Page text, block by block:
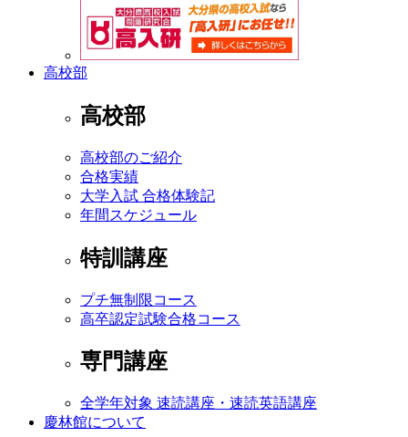
高校部
高校部
高校部のご紹介
合格実績
大学入試 合格体験記
年間スケジュール
特訓講座
プチ無制限コース
高卒認定試験合格コース
専門講座
全学年対象 速読講座・速読英語講座
慶林館について